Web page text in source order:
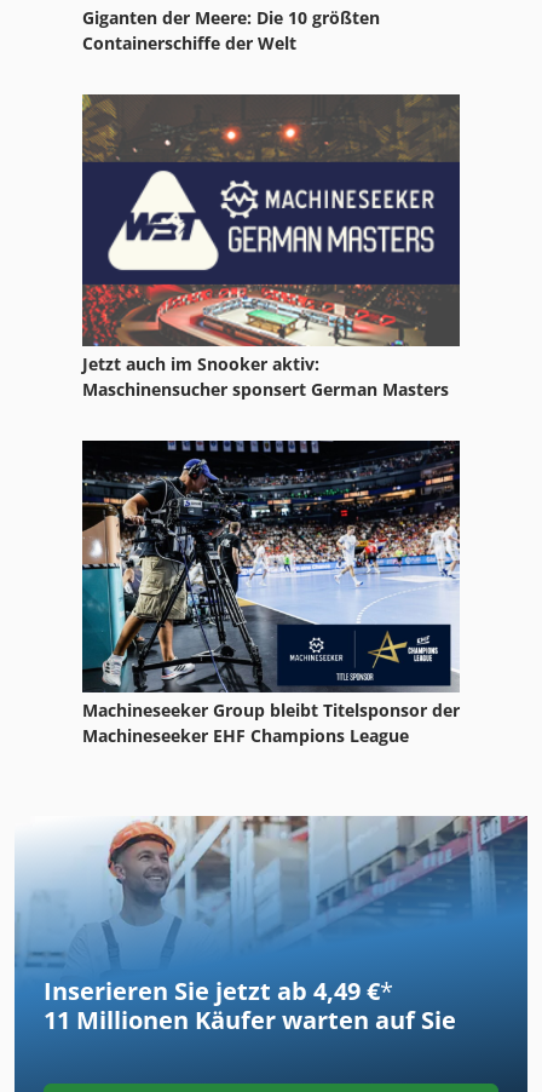
Giganten der Meere: Die 10 größten
Containerschiffe der Welt
Jetzt auch im Snooker aktiv:
Maschinensucher sponsert German Masters
Machineseeker Group bleibt Titelsponsor der
Machineseeker EHF Champions League
Inserieren Sie jetzt ab 4,49 €*
11 Millionen Käufer warten auf Sie